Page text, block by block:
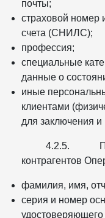
почты;
страховой номер
счета (СНИЛС);
профессия;
специальные
данные о
иные
клиентами
для заключения
4.2.5.
контрагентов
фамилия, имя,
серия и номер